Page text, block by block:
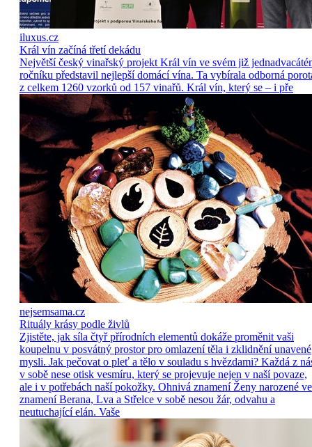
iluxus.cz
Král vín začíná třetí dekádu
Největší český vinařský projekt Král vín ve svém již
ročníku představil nejlepší domácí vína. Ta vybírala odborná
z celkem 1260 vzorků od 157 vinařů. Král vín, který se – i pře
nejsemsama.cz
Rituály krásy podle živlů
Zjistěte, jak síla čtyř přírodních elementů dokáže proměnit vaši
koupelnu v posvátný prostor pro omlazení těla i zklidnění unavené
mysli. Jak pečovat o pleť a tělo v souladu s hvězdami? Každá z
v sobě nese otisk vesmíru, který se projevuje nejen v naší povaze,
ale i v potřebách naší pokožky. Ohnivá znamení Ženy narozené ve
znamení Berana, Lva a Střelce v sobě nesou žár, odvahu a
neutuchající elán. Vaše